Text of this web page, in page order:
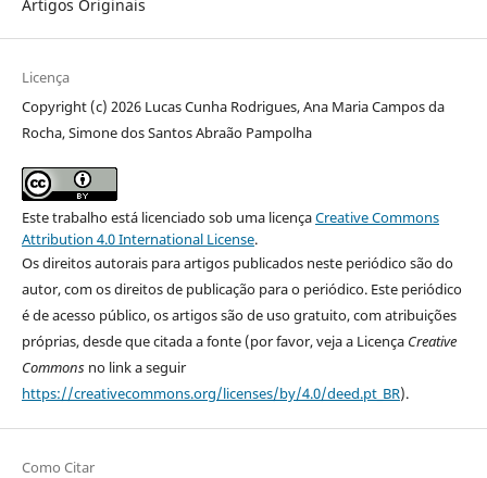
Artigos Originais
Licença
Copyright (c) 2026 Lucas Cunha Rodrigues, Ana Maria Campos da
Rocha, Simone dos Santos Abraão Pampolha
Este trabalho está licenciado sob uma licençaCreative Commons
Attribution 4.0 International License.
Os direitos autorais para artigos publicados neste periódico são do
autor, com os direitos de publicação para o periódico. Este periódico
é de acesso público, os artigos são de uso gratuito, com atribuições
próprias, desde que citada a fonte (por favor, veja a Licença Creative
Commonsno link a seguir
https://creativecommons.org/licenses/by/4.0/deed.pt_BR).
Como Citar